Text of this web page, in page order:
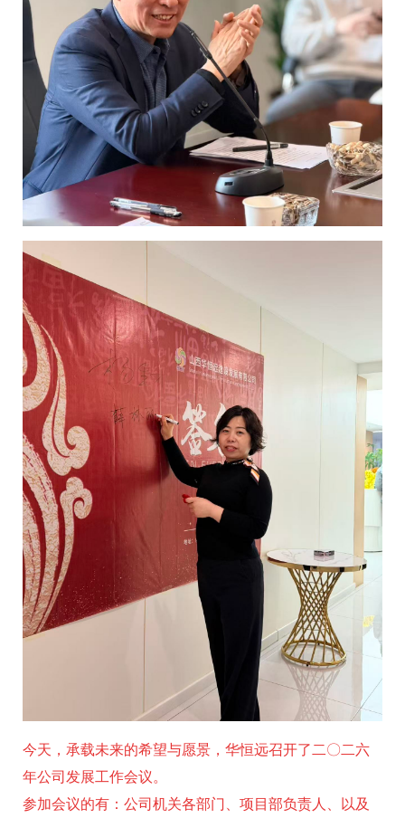
今天，承载未来的希望与愿景，华恒远召开了二〇二六
年公司发展工作会议。
参加会议的有：公司机关各部门、项目部负责人、以及